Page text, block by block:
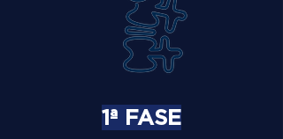
1ª FASE